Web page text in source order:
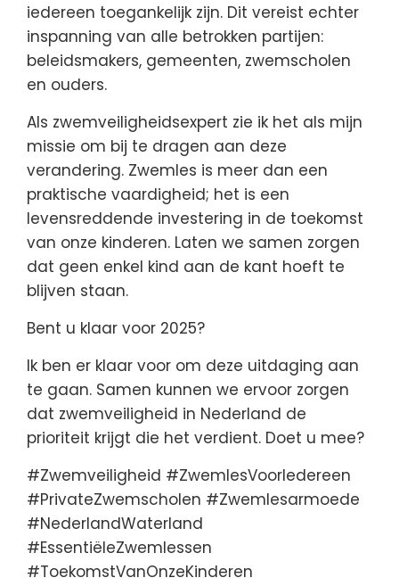
iedereen toegankelijk zijn. Dit vereist echter
inspanning van alle betrokken partijen:
beleidsmakers, gemeenten, zwemscholen
en ouders.
Als zwemveiligheidsexpert zie ik het als mijn
missie om bij te dragen aan deze
verandering. Zwemles is meer dan een
praktische vaardigheid; het is een
levensreddende investering in de toekomst
van onze kinderen. Laten we samen zorgen
dat geen enkel kind aan de kant hoeft te
blijven staan.
Bent u klaar voor 2025?
Ik ben er klaar voor om deze uitdaging aan
te gaan. Samen kunnen we ervoor zorgen
dat zwemveiligheid in Nederland de
prioriteit krijgt die het verdient. Doet u mee?
#Zwemveiligheid #ZwemlesVoorIedereen
#PrivateZwemscholen #Zwemlesarmoede
#NederlandWaterland
#EssentiëleZwemlessen
#ToekomstVanOnzeKinderen